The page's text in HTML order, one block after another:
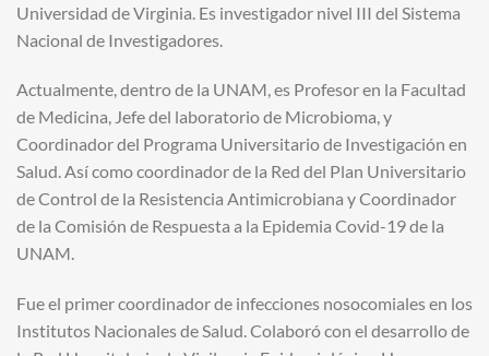
Universidad de Virginia. Es investigador nivel III del Sistema
Nacional de Investigadores.
Actualmente, dentro de la UNAM, es Profesor en la Facultad
de Medicina, Jefe del laboratorio de Microbioma, y
Coordinador del Programa Universitario de Investigación en
Salud. Así como coordinador de la Red del Plan Universitario
de Control de la Resistencia Antimicrobiana y Coordinador
de la Comisión de Respuesta a la Epidemia Covid-19 de la
UNAM.
Fue el primer coordinador de infecciones nosocomiales en los
Institutos Nacionales de Salud. Colaboró con el desarrollo de